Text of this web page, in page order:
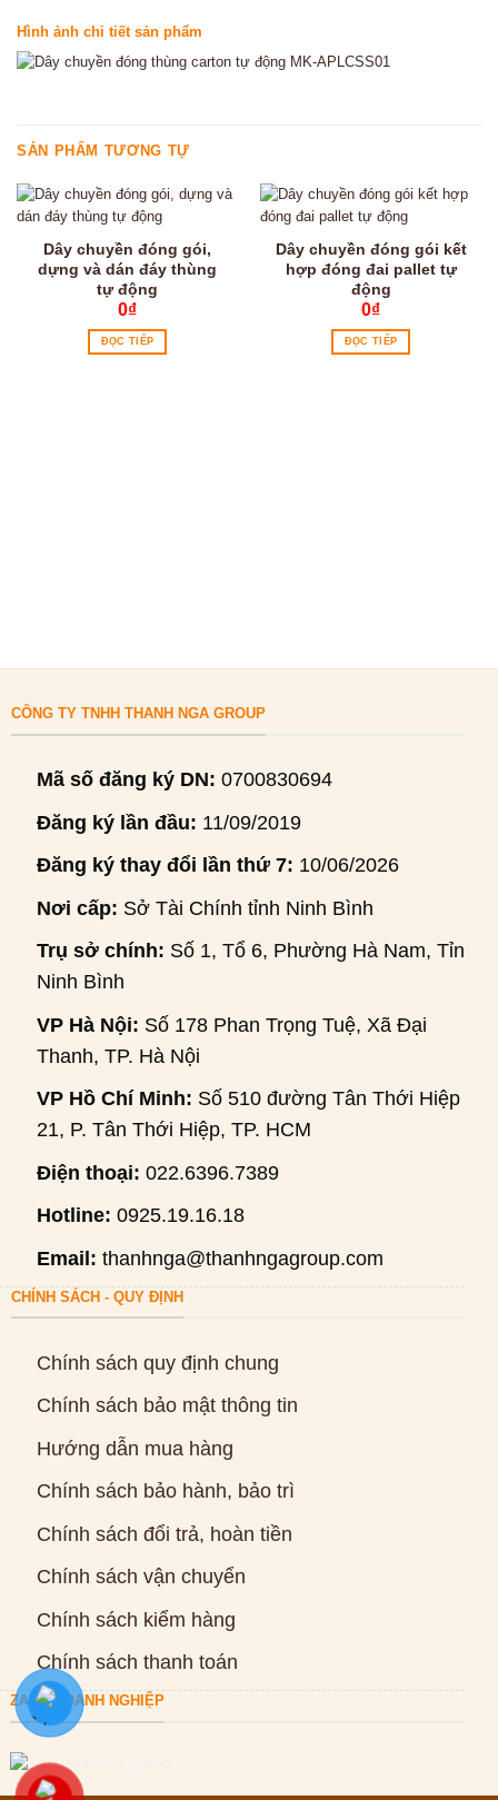
Hình ảnh chi tiết sản phẩm
SẢN PHẨM TƯƠNG TỰ
Dây chuyền đóng gói,
dựng và dán đáy thùng
tự động
0₫
ĐỌC TIẾP
Dây chuyền đóng gói kết
hợp đóng đai pallet tự
động
0₫
ĐỌC TIẾP
CÔNG TY TNHH THANH NGA GROUP
Mã số đăng ký DN: 0700830694
Đăng ký lần đầu: 11/09/2019
Đăng ký thay đổi lần thứ 7: 10/06/2026
Nơi cấp: Sở Tài Chính tỉnh Ninh Bình
Trụ sở chính: Số 1, Tổ 6, Phường Hà Nam, Tỉnh
Ninh Bình
VP Hà Nội: Số 178 Phan Trọng Tuệ, Xã Đại
Thanh, TP. Hà Nội
VP Hồ Chí Minh: Số 510 đường Tân Thới Hiệp
21, P. Tân Thới Hiệp, TP. HCM
Điện thoại: 022.6396.7389
Hotline: 0925.19.16.18
Email: thanhnga@thanhngagroup.com
CHÍNH SÁCH - QUY ĐỊNH
Chính sách quy định chung
Chính sách bảo mật thông tin
Hướng dẫn mua hàng
Chính sách bảo hành, bảo trì
Chính sách đổi trả, hoàn tiền
Chính sách vận chuyển
Chính sách kiểm hàng
Chính sách thanh toán
ZALO DOANH NGHIỆP